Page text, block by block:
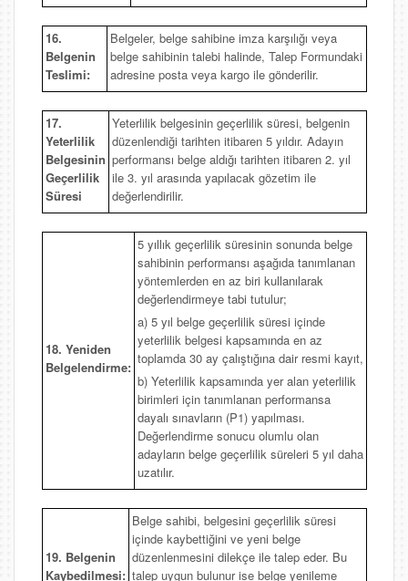
16.
Belgenin
Teslimi:
Belgeler, belge sahibine imza karşılığı veya
belge sahibinin talebi halinde, Talep Formundaki
adresine posta veya kargo ile gönderilir.
17.
Yeterlilik
Belgesinin
Geçerlilik
Süresi
Yeterlilik belgesinin geçerlilik süresi, belgenin
düzenlendiği tarihten itibaren 5 yıldır. Adayın
performansı belge aldığı tarihten itibaren 2. yıl
ile 3. yıl arasında yapılacak gözetim ile
değerlendirilir.
18. Yeniden
Belgelendirme:
5 yıllık geçerlilik süresinin sonunda belge
sahibinin performansı aşağıda tanımlanan
yöntemlerden en az biri kullanılarak
değerlendirmeye tabi tutulur;
a) 5 yıl belge geçerlilik süresi içinde
yeterlilik belgesi kapsamında en az
toplamda 30 ay çalıştığına dair resmi kayıt,
b) Yeterlilik kapsamında yer alan yeterlilik
birimleri için tanımlanan performansa
dayalı sınavların (P1) yapılması.
Değerlendirme sonucu olumlu olan
adayların belge geçerlilik süreleri 5 yıl daha
uzatılır.
19. Belgenin
Kaybedilmesi:
Belge sahibi, belgesini geçerlilik süresi
içinde kaybettiğini ve yeni belge
düzenlenmesini dilekçe ile talep eder. Bu
talep uygun bulunur ise belge yenileme